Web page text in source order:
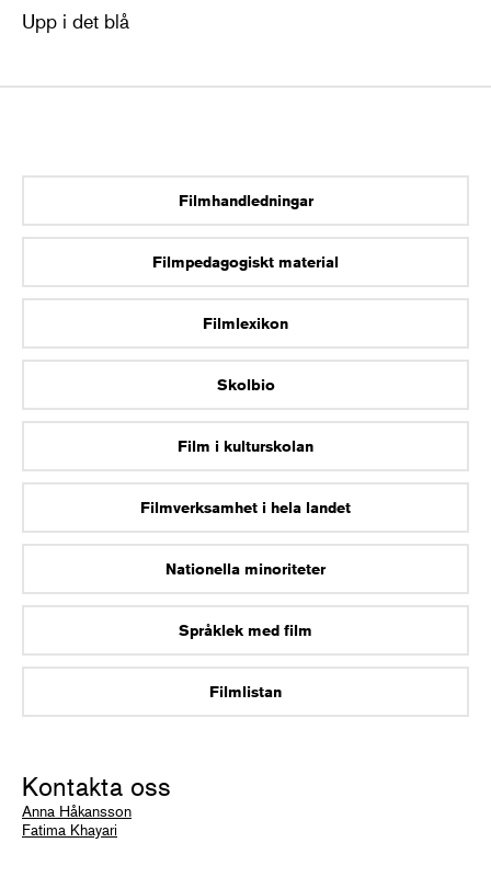
Upp i det blå
Filmhandledningar
Filmpedagogiskt material
Filmlexikon
Skolbio
Film i kulturskolan
Filmverksamhet i hela landet
Nationella minoriteter
Språklek med film
Filmlistan
Kontakta oss
Anna Håkansson
Fatima Khayari